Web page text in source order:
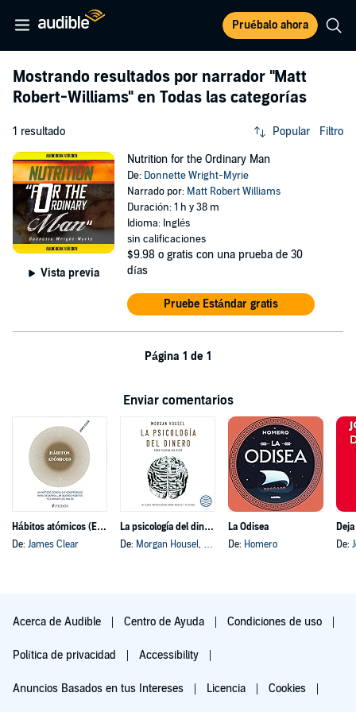
Pruébalo ahora
Mostrando resultados por narrador "Matt
Robert-Williams" en Todas las categorías
1 resultado Popular Filtro
Vista previa
Nutrition for the Ordinary Man
De: Donnette Wright-Myrie
Narrado por: Matt Robert Williams
Duración: 1 h y 38 m
Idioma: Inglés
sin calificaciones
$9.98 o gratis con una prueba de 30
días
Pruebe Estándar gratis
Página 1 de 1
Enviar comentarios
Hábitos atómicos (Español neutro)
De: James Clear
La psicología del dinero
De: Morgan Housel, y otros
La Odisea
De: Homero
De:
Acerca de Audible Centro de Ayuda Condiciones de uso
Política de privacidad Accessibility
Anuncios Basados en tus Intereses Licencia Cookies